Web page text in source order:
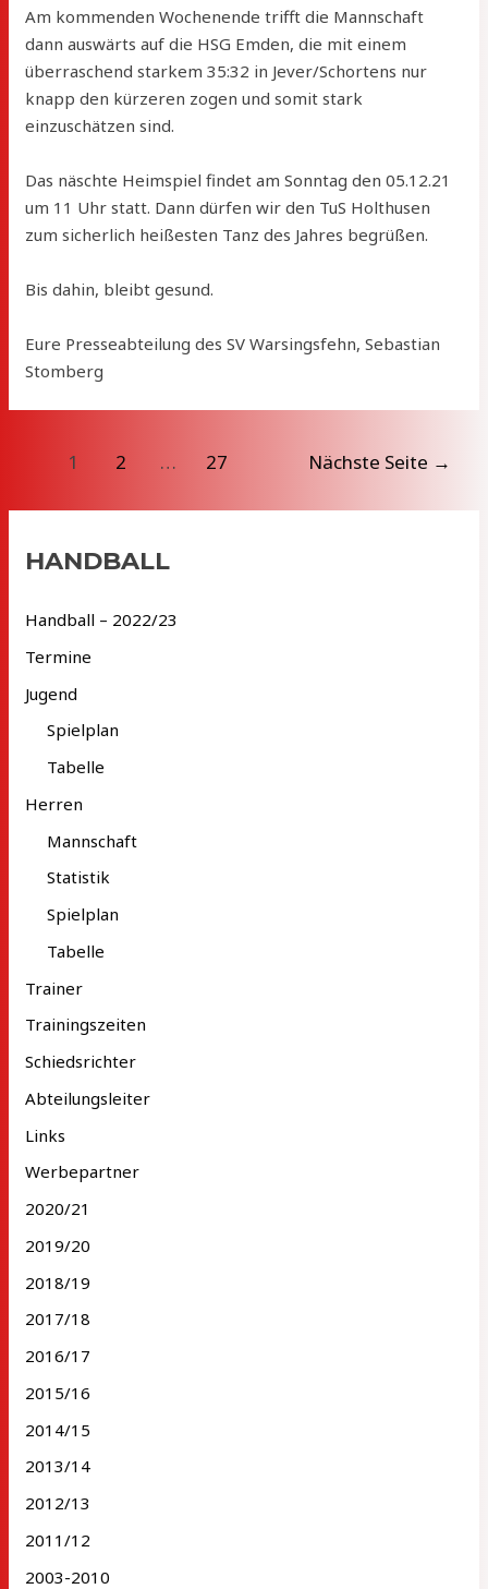
Am kommenden Wochenende trifft die Mannschaft
dann auswärts auf die HSG Emden, die mit einem
überraschend starkem 35:32 in Jever/Schortens nur
knapp den kürzeren zogen und somit stark
einzuschätzen sind.
Das näschte Heimspiel findet am Sonntag den 05.12.21
um 11 Uhr statt. Dann dürfen wir den TuS Holthusen
zum sicherlich heißesten Tanz des Jahres begrüßen.
Bis dahin, bleibt gesund.
Eure Presseabteilung des SV Warsingsfehn, Sebastian
Stomberg
Beitragsnavigation
1 2 … 27 Nächste Seite →
HANDBALL
Handball – 2022/23
Termine
Jugend
Spielplan
Tabelle
Herren
Mannschaft
Statistik
Spielplan
Tabelle
Trainer
Trainingszeiten
Schiedsrichter
Abteilungsleiter
Links
Werbepartner
2020/21
2019/20
2018/19
2017/18
2016/17
2015/16
2014/15
2013/14
2012/13
2011/12
2003-2010